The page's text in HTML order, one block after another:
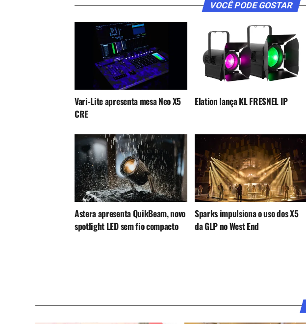
VOCÊ PODE GOSTAR
Vari-Lite apresenta mesa Neo X5
CRE
Elation lança KL FRESNEL IP
Astera apresenta QuikBeam, novo
spotlight LED sem fio compacto
Sparks impulsiona o uso dos X5
da GLP no West End